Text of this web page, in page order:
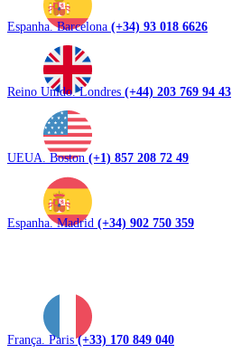
Espanha. Barcelona (+34) 93 018 6626
Reino Unido. Londres (+44) 203 769 94 43
UEUA. Boston (+1) 857 208 72 49
Espanha. Madrid (+34) 902 750 359
França. Paris(+33) 170 849 040